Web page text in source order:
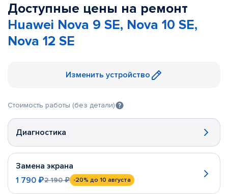
Доступные цены на ремонт
Huawei Nova 9 SE, Nova 10 SE,
Nova 12 SE
Изменить устройство
Стоимость работы (без детали)
Диагностика
Замена экрана
1 790 ₽2 190 ₽ -20% до 10 августа